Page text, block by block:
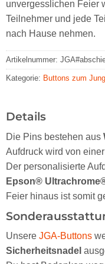
unvergesslichen Feier
Teilnehmer und jede
nach Hause nehmen.
Artikelnummer:
Kategorie: Buttons zum
Details
Die Pins bestehen aus
Aufdruck wird von einer
Der personalisierte
Epson®
Feier hinaus ist somit
Unsere JGA-Buttons
Sicherheitsnadel